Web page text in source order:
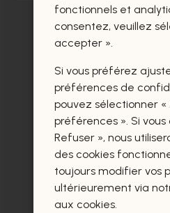
Ces produits
- 60%
fonctionnels et
consentez, veuillez
accepter ».
Si vous préférez
préférences de
pouvez sélectionner «
préférences ». Si vous
Refuser », nous
des cookies
toujours modifier vos
ultérieurement via
aux cookies.